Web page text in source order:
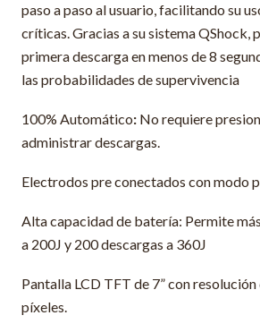
paso a paso al usuario, facilitando su
críticas. Gracias a su sistema QShock,
primera descarga en menos de 8
las probabilidades de supervivencia
100% Automático: No requiere
administrar descargas.
Electrodos pre conectados con modo
Alta capacidad de batería: Permite
a 200J y 200 descargas a 360J
Pantalla LCD TFT de 7” con
píxeles.